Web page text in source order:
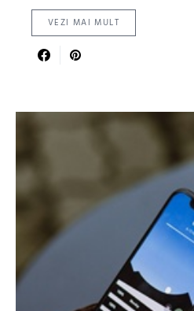
VEZI MAI MULT